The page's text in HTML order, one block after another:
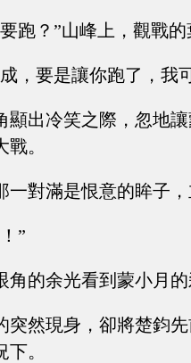
跑？”山峰上，觀戰
，要是讓你跑了，我
顯出冷笑之際，忽地
。
一對滿是恨意的眸子
”
角的余光看到蒙小月
突然現身，卻將楚鈞
。